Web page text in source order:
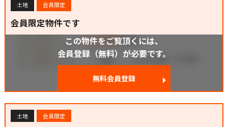
土地 会員限定
会員限定物件です
この物件をご覧頂くには、
会員登録（無料）が必要です。
無料会員登録
土地 会員限定